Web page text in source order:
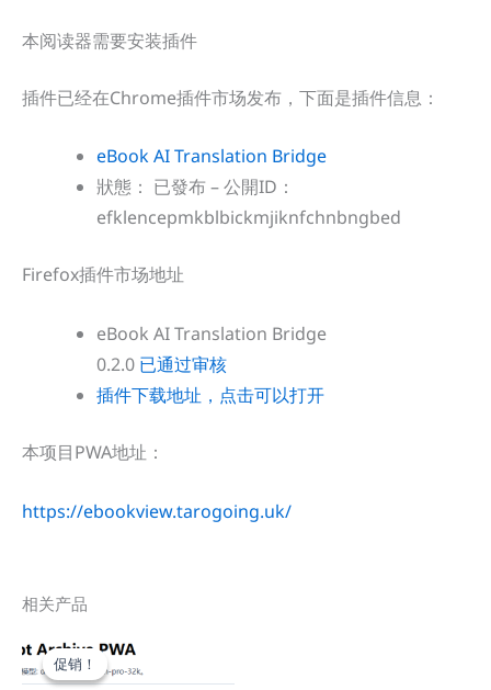
本阅读器需要安装插件
插件已经在Chrome插件市场发布，下面是插件信息：
eBook AI Translation Bridge
狀態： 已發布 – 公開ID：
efklencepmkblbickmjiknfchnbngbed
Firefox插件市场地址
eBook AI Translation Bridge
0.2.0 已通过审核
插件下载地址，点击可以打开
本项目PWA地址：
https://ebookview.tarogoing.uk/
相关产品
促销！
促销！